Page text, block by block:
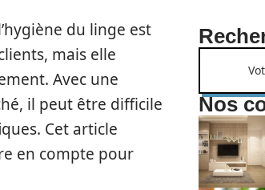
du linge est
mais elle
Avec une
il peut être difficile
Cet article
en compte pour
Nos